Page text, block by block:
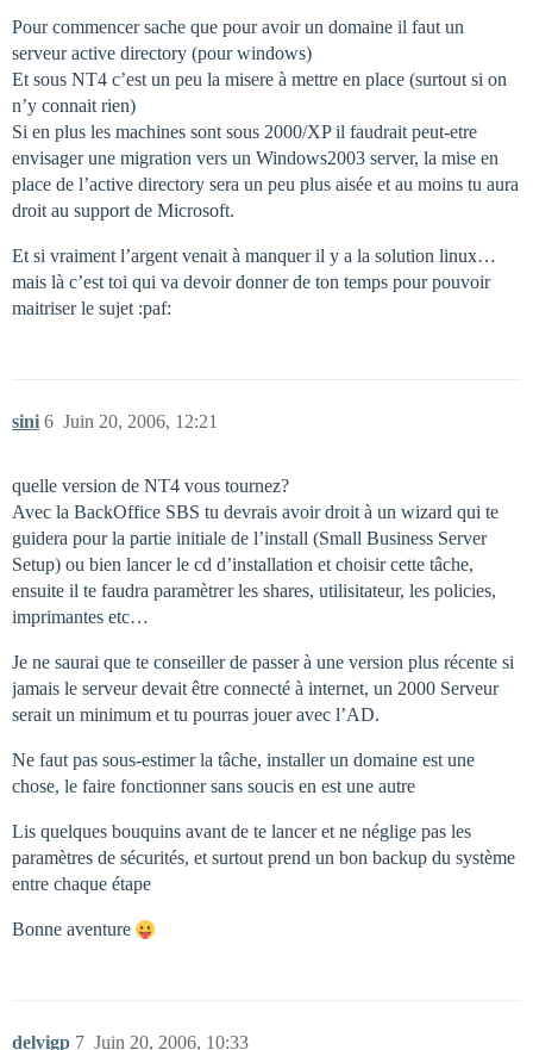
Pour commencer sache que pour avoir un domaine il faut un
serveur active directory (pour windows)
Et sous NT4 c’est un peu la misere à mettre en place (surtout si on
n’y connait rien)
Si en plus les machines sont sous 2000/XP il faudrait peut-etre
envisager une migration vers un Windows2003 server, la mise en
place de l’active directory sera un peu plus aisée et au moins tu aura
droit au support de Microsoft.
Et si vraiment l’argent venait à manquer il y a la solution linux…
mais là c’est toi qui va devoir donner de ton temps pour pouvoir
maitriser le sujet :paf:
sini Juin 20, 2006, 12:21
6
quelle version de NT4 vous tournez?
Avec la BackOffice SBS tu devrais avoir droit à un wizard qui te
guidera pour la partie initiale de l’install (Small Business Server
Setup) ou bien lancer le cd d’installation et choisir cette tâche,
ensuite il te faudra paramètrer les shares, utilisitateur, les policies,
imprimantes etc…
Je ne saurai que te conseiller de passer à une version plus récente si
jamais le serveur devait être connecté à internet, un 2000 Serveur
serait un minimum et tu pourras jouer avec l’AD.
Ne faut pas sous-estimer la tâche, installer un domaine est une
chose, le faire fonctionner sans soucis en est une autre
Lis quelques bouquins avant de te lancer et ne néglige pas les
paramètres de sécurités, et surtout prend un bon backup du système
entre chaque étape
Bonne aventure
delvigp Juin 20, 2006, 10:33
7